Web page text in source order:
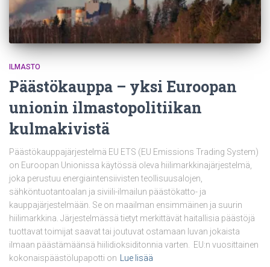
ILMASTO
Päästökauppa – yksi Euroopan
unionin ilmastopolitiikan
kulmakivistä
Päästökauppajärjestelmä EU ETS (EU Emissions Trading System)
on Euroopan Unionissa käytössä oleva hiilimarkkinajärjestelmä,
joka perustuu energiaintensiivisten teollisuusalojen,
sähköntuotantoalan ja siviili-ilmailun päästökatto- ja
kauppajärjestelmään. Se on maailman ensimmäinen ja suurin
hiilimarkkina. Järjestelmässä tietyt merkittävät haitallisia päästöjä
tuottavat toimijat saavat tai joutuvat ostamaan luvan jokaista
ilmaan päästämäänsä hiilidioksiditonnia varten. EU:n vuosittainen
kokonaispäästölupapotti on
Lue lisää